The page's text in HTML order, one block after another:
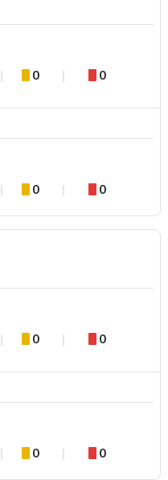
0 0
0 0
0 0
0 0